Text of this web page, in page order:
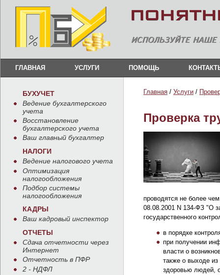
ГЛАВНАЯ УСЛУГИ ПОМОЩЬ
БУХУЧЕТ
Ведение бухгалтерского
учета
Восстановление
бухгалтерского учета
Ваш главный бухгалтер
НАЛОГИ
Ведение налогового учета
Оптимизация
налогообложения
Подбор системы
налогообложения
КАДРЫ
Ваш кадровый инспектор
ОТЧЕТЫ
Сдача отчетности через
Интернет
Отчетность в ПФР
2 - НДФЛ
Главная / Услуги /
Проверка
проводятся не более
08.08.2001 N 134-ФЗ "О
государственного
в порядке
при получении
власти о
также о выходе из
здоровью людей,